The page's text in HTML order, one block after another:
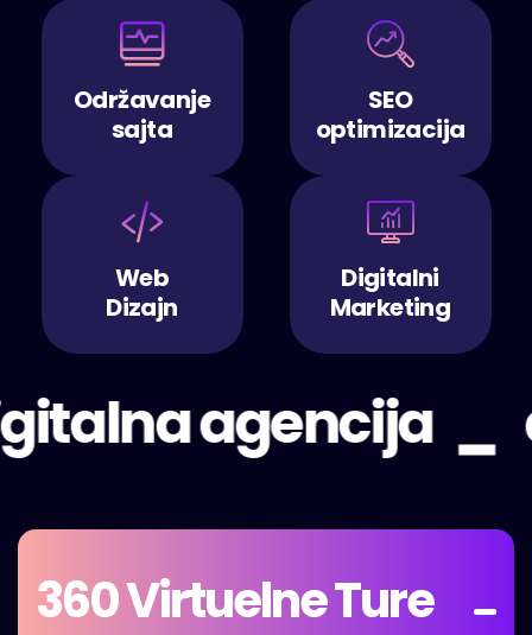
Održavanje
sajta
SEO
optimizacija
Web
Dizajn
Digitalni
Marketing
agencija _
360 Virtuelne Ture